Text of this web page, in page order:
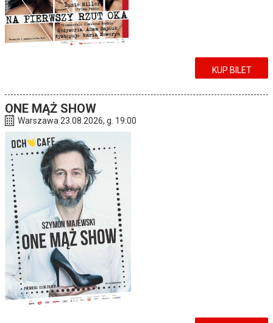
KUP BILET
ONE MĄŻ SHOW
Warszawa 23.08.2026, g. 19:00